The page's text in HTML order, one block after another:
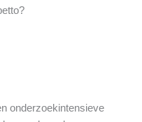
onderzoekintensieve